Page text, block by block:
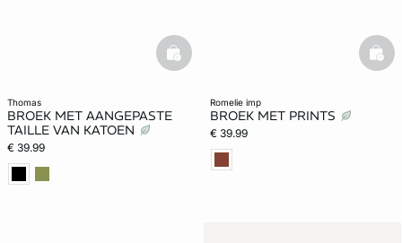
thomas
BROEK MET AANGEPASTE
TAILLE VAN KATOEN
€ 39.99
basketfull
romelie imp
BROEK MET PRINTS
€ 39.99